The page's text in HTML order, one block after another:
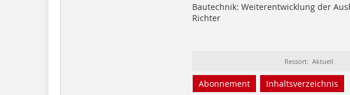
Bautechnik: Weiterentwicklung der
Richter
Ressort: Aktuell
Abonnement Inhaltsverzeichnis